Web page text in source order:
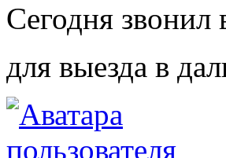
Сегодня звонил
для выезда в